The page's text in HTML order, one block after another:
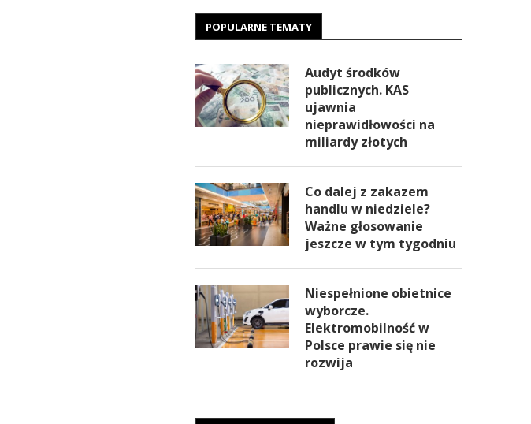
POPULARNE TEMATY
Audyt środków
publicznych. KAS
ujawnia
nieprawidłowości na
miliardy złotych
Co dalej z zakazem
handlu w niedziele?
Ważne głosowanie
jeszcze w tym tygodniu
Niespełnione obietnice
wyborcze.
Elektromobilność w
Polsce prawie się nie
rozwija